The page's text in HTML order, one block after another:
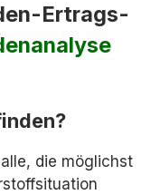
Ertrags-
alle, die möglichst